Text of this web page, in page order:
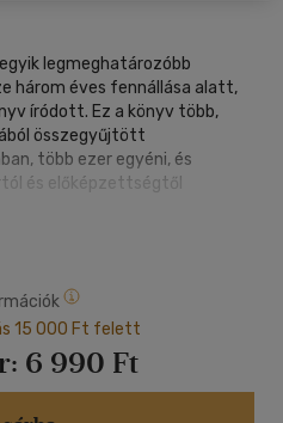
legmeghatározóbb
három éves fennállása alatt,
íródott. Ez a könyv több,
összegyűjtött
több ezer egyéni, és
és előképzettségtől
keresztül útmutatást
eszközeivel egy boldog
akik a következő szintre
15 000 Ft felett
6 990 Ft